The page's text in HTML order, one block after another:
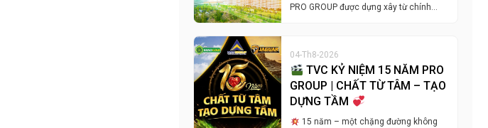
PRO GROUP được dựng xây từ chính…
04-Th8-2026
TVC KỶ NIỆM 15 NĂM PRO
GROUP | CHẤT TỪ TÂM – TẠO
DỰNG TẦM
15 năm – một chặng đường không